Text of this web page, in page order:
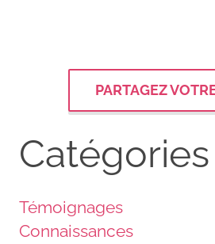
PARTAGEZ
Catégories
Témoignages
Connaissances